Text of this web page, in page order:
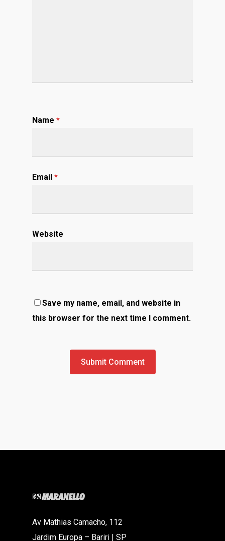
Name *
Email *
Website
Save my name, email, and website in
this browser for the next time I comment.
Av Mathias Camacho, 112
Jardim Europa – Bariri | SP